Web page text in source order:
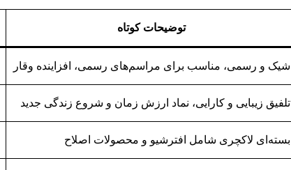
توضیحات کوتاه
شیک و رسمی، مناسب برای مراسم‌های رسمی، افزاینده وقار
تلفیق زیبایی و کارایی، نماد ارزش زمان و شروع زندگی جدید
بسته‌ای لاکچری شامل افترشیو و محصولات اصلاح